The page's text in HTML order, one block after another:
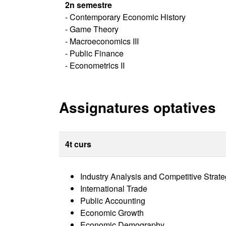
2n semestre
- Contemporary Economic History
- Game Theory
- Macroeconomics III
- Public Finance
- Econometrics II
Assignatures optatives
4t curs
Industry Analysis and Competitive
International Trade
Public Accounting
Economic Growth